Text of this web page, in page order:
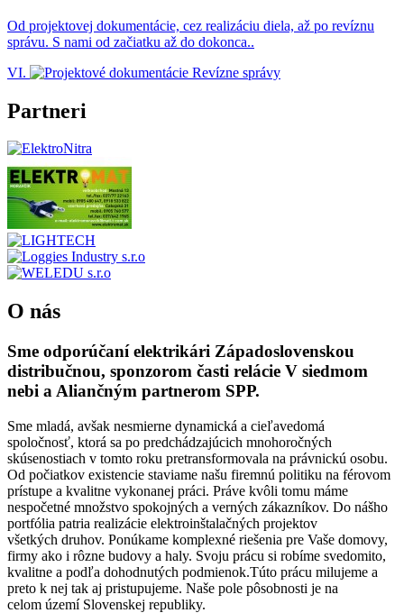
Od projektovej dokumentácie, cez realizáciu diela, až po revíznu
správu. S nami od začiatku až do dokonca..
VI.
Partneri
O nás
Sme odporúčaní elektrikári Západoslovenskou
distribučnou, sponzorom časti relácie V siedmom
nebi a Aliančným partnerom SPP.
Sme mladá, avšak nesmierne dynamická a cieľavedomá
spoločnosť, ktorá sa po predchádzajúcich mnohoročných
skúsenostiach v tomto roku pretransformovala na právnickú osobu.
Od počiatkov existencie staviame našu firemnú politiku na férovom
prístupe a kvalitne vykonanej práci. Práve kvôli tomu máme
nespočetné množstvo spokojných a verných zákazníkov. Do nášho
portfólia patria realizácie elektroinštalačných projektov
všetkých druhov. Ponúkame komplexné riešenia pre Vaše domovy,
firmy ako i rôzne budovy a haly. Svoju prácu si robíme svedomito,
kvalitne a podľa dohodnutých podmienok.Túto prácu milujeme a
preto k nej tak aj pristupujeme. Naše pole pôsobnosti je na
celom území Slovenskej republiky.